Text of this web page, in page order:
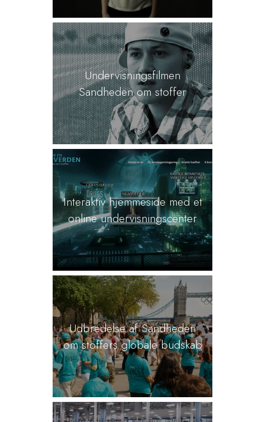
Undervisningsfilmen
Sandheden om stoffer
Interaktiv hjemmeside med et
online undervisningscenter
Udbredelse af Sandheden
om stoffers globale budskab